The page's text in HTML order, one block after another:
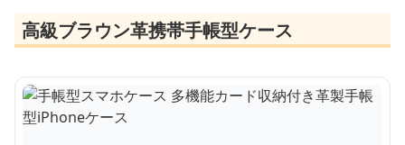
高級ブラウン革携帯手帳型ケース